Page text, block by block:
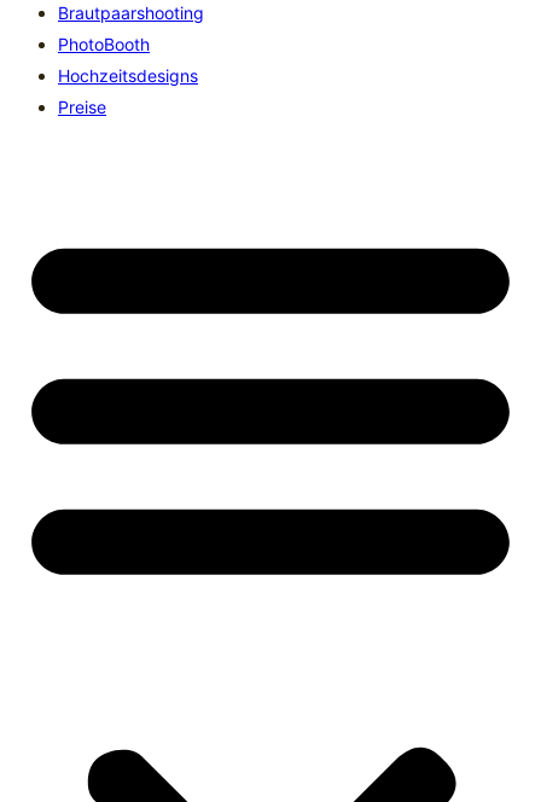
Brautpaarshooting
PhotoBooth
Hochzeitsdesigns
Preise